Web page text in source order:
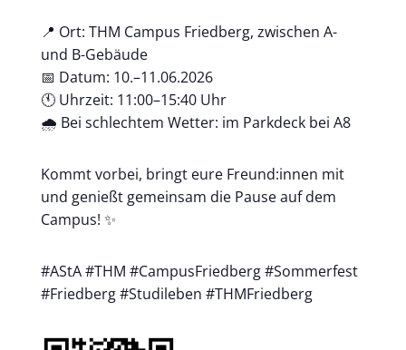
📍 Ort: THM Campus Friedberg, zwischen A-
und B-Gebäude
📅 Datum: 10.–11.06.2026
🕚 Uhrzeit: 11:00–15:40 Uhr
🌧️ Bei schlechtem Wetter: im Parkdeck bei A8
Kommt vorbei, bringt eure Freund:innen mit
und genießt gemeinsam die Pause auf dem
Campus! ✨
#AStA #THM #CampusFriedberg #Sommerfest
#Friedberg #Studileben #THMFriedberg